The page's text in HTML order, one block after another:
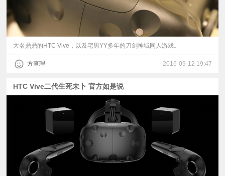
大名鼎鼎的HTC Vive，以及宅男YY多年的刀剑神域同人游戏。
方查理 2016-09-12 19:47
HTC Vive二代生死未卜 官方如是说